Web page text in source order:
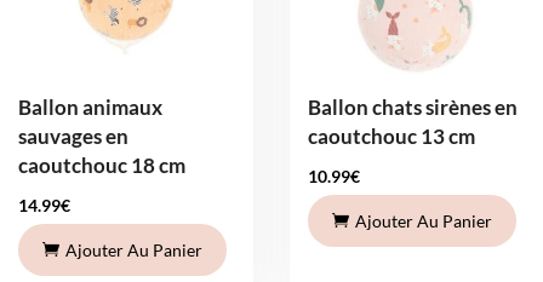
Ballon animaux
sauvages en
caoutchouc 18 cm
14.99€
Ajouter Au Panier
Ballon chats sirènes en
caoutchouc 13 cm
10.99€
Ajouter Au Panier